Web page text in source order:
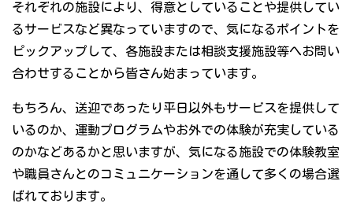
それぞれの施設により、得意としていることや提供してい
るサービスなど異なっていますので、気になるポイントを
ピックアップして、各施設または相談支援施設等へお問い
合わせすることから皆さん始まっています。
もちろん、送迎であったり平日以外もサービスを提供して
いるのか、運動プログラムやお外での体験が充実している
のかなどあるかと思いますが、気になる施設での体験教室
や職員さんとのコミュニケーションを通して多くの場合選
ばれております。